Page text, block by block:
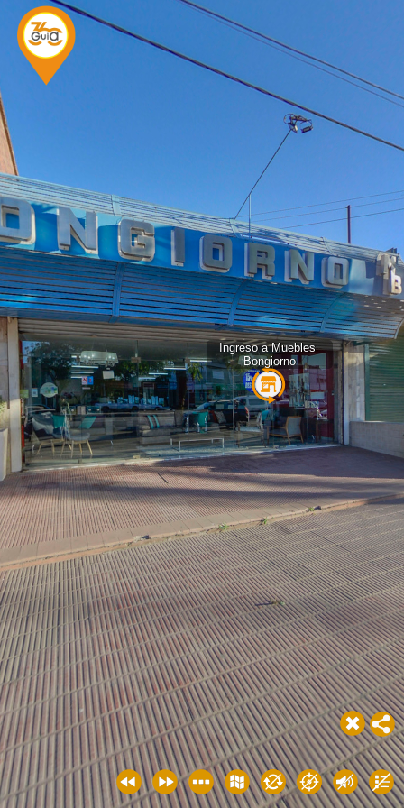
Ingreso a Muebles
Bongiorno
Ingreso a Muebles
Bongiorno